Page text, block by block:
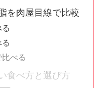
を肉屋目線で比較
べる
食べ方と選び方